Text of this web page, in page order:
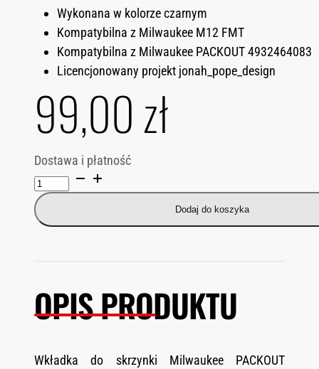
Wykonana w kolorze czarnym
Kompatybilna z Milwaukee M12 FMT
Kompatybilna z Milwaukee PACKOUT 4932464083
Licencjonowany projekt jonah_pope_design
99,00zł
Dostawa i płatność
ilość
Wkładka
PACKOUT
M12
FMT
Dodaj do koszyka
OPIS PRODUKTU
Wkładka do skrzynki Milwaukee PACKOUT